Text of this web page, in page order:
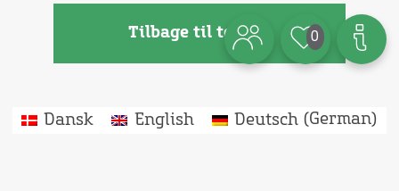
Tilbage til toppen 0
Dansk English Deutsch(German)